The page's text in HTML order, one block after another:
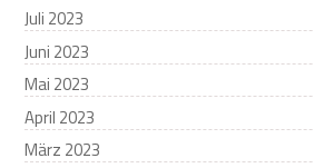
Juli 2023
Juni 2023
Mai 2023
April 2023
März 2023